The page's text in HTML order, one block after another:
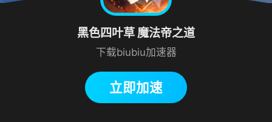
黑色四叶草 魔法帝之道
下载biubiu加速器
立即加速